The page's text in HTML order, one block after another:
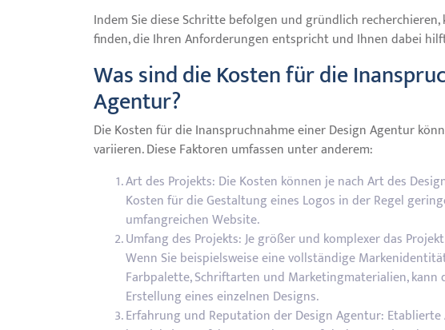
Indem Sie diese Schritte befolgen und gründlich
finden, die Ihren Anforderungen entspricht und Ihnen dabei
Was sind die Kosten für die
Agentur?
Die Kosten für die Inanspruchnahme einer Design Agentur
variieren. Diese Faktoren umfassen unter anderem:
Art des Projekts: Die Kosten können je nach Art des
Kosten für die Gestaltung eines Logos in der Regel
umfangreichen Website.
Umfang des Projekts: Je größer und komplexer das
Wenn Sie beispielsweise eine vollständige
Farbpalette, Schriftarten und Marketingmaterialien,
Erstellung eines einzelnen Designs.
Erfahrung und Reputation der Design Agentur: